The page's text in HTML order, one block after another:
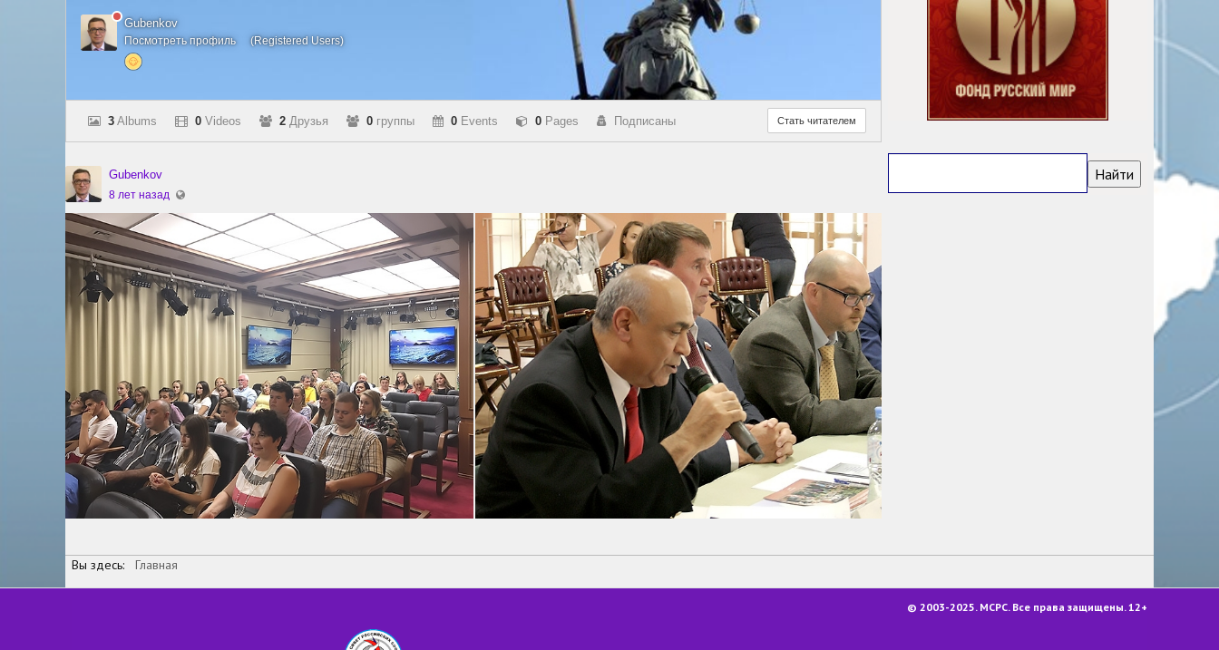
Gubenkov
Посмотреть профиль (Registered Users)
3 Albums 0 Videos 2 Друзья 0 группы 0 Events 0 Pages Подписаны Стать читателем
Gubenkov
8 лет назад
Вы здесь: Главная
© 2003-2025. МСРС. Все права защищены. 12+